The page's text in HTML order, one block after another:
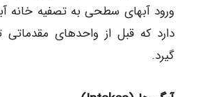
دارد که قبل از واحدهای
گیرد.